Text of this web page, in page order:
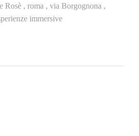
Rosè , roma , via Borgognona ,
immersive